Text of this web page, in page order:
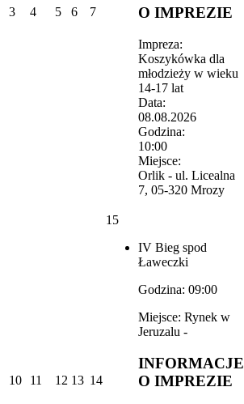
3 4 5 6 7
O IMPREZIE
Impreza:
Koszykówka dla
młodzieży w wieku
14-17 lat
Data:
08.08.2026
Godzina:
10:00
Miejsce:
Orlik - ul. Licealna
7, 05-320 Mrozy
10 11 12 13 14
15
IV Bieg spod
Ławeczki
Godzina: 09:00
Miejsce: Rynek w
Jeruzalu -
INFORMACJE
O IMPREZIE